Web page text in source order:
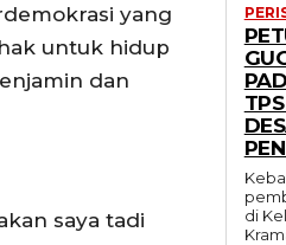
yang
untuk hidup
dan
saya tadi
di